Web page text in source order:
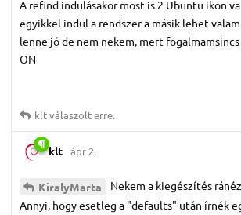
A refind indulásakor most is 2 Ubuntu ikon
egyikkel indul a rendszer a másik lehet
lenne jó de nem nekem, mert
ON
kltválaszolt erre.
klt ápr 2.
KiralyMarta
Nekem a kiegészítés
Annyi, hogy esetleg a "defaults" után írnék